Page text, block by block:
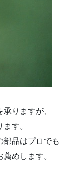
りますが、
す。
部品はプロでも
めします。